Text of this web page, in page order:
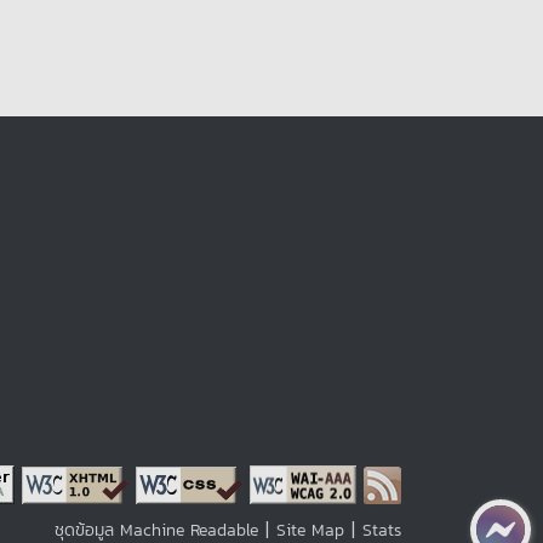
ชุดข้อมูล Machine Readable | Site Map | Stats